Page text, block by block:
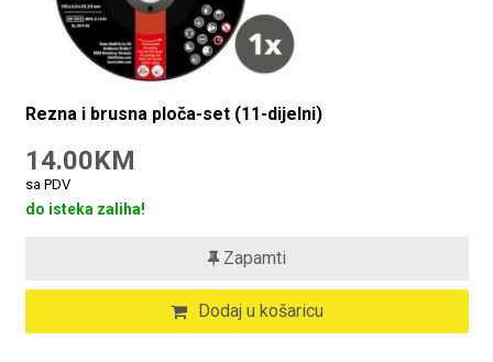
Rezna i brusna ploča-set (11-dijelni)
14.00KM
sa PDV
do isteka zaliha!
Zapamti
Dodaj u košaricu